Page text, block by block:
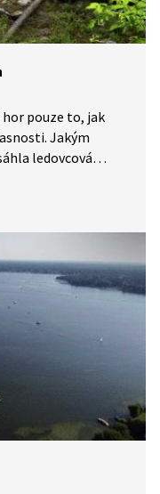
pouze to, jak
Jakým
ledovcová